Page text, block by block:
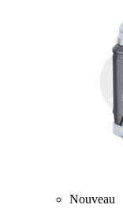
Nouveau